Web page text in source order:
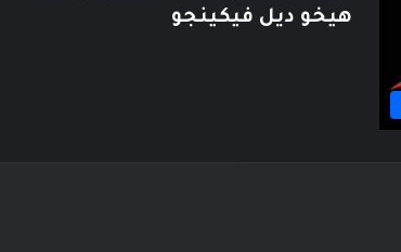
هيخو ديل فيكينجو